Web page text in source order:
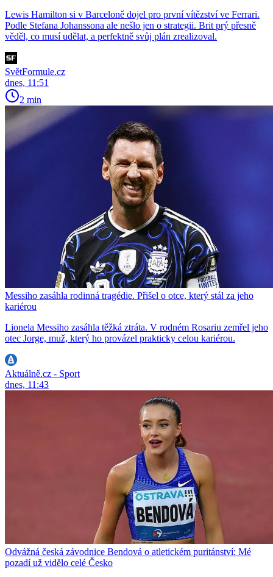
Lewis Hamilton si v Barceloně dojel pro první vítězství ve Ferrari.
Podle Stefana Johanssona ale nešlo jen o strategii. Brit prý přesně
věděl, co musí udělat, a perfektně svůj plán zrealizoval.
SvětFormule.cz
dnes, 11:51
2 min
Messiho zasáhla rodinná tragédie. Přišel o otce, který stál za jeho
kariérou
Lionela Messiho zasáhla těžká ztráta. V rodném Rosariu zemřel jeho
otec Jorge, muž, který ho provázel prakticky celou kariérou.
Aktuálně.cz - Sport
dnes, 11:43
Odvážná česká závodnice Bendová o atletickém puritánství: Mé
pozadí už vidělo celé Česko